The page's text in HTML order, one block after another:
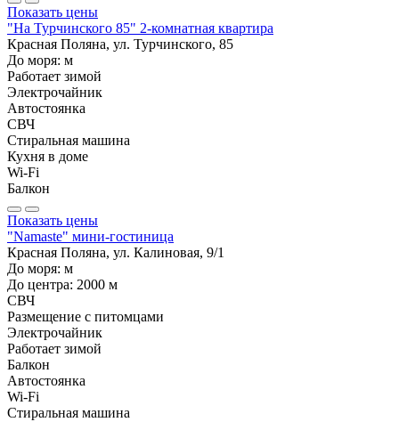
Показать цены
"На Турчинского 85" 2-комнатная квартира
Красная Поляна, ул. Турчинского, 85
До моря: м
Работает зимой
Электрочайник
Автостоянка
СВЧ
Стиральная машина
Кухня в доме
Wi-Fi
Балкон
Показать цены
"Namaste" мини-гостиница
Красная Поляна, ул. Калиновая, 9/1
До моря: м
До центра: 2000 м
СВЧ
Размещение с питомцами
Электрочайник
Работает зимой
Балкон
Автостоянка
Wi-Fi
Стиральная машина